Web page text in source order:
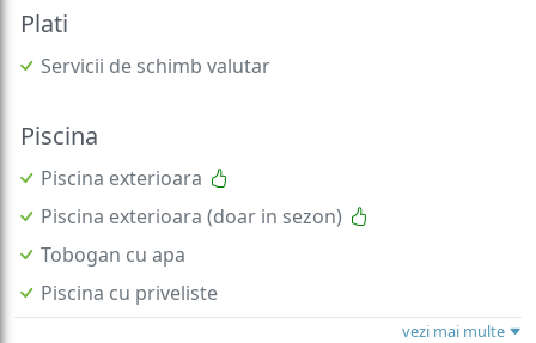
Plati
Servicii de schimb valutar
Piscina
Piscina exterioara
Piscina exterioara (doar in sezon)
Tobogan cu apa
Piscina cu priveliste
vezi mai multe